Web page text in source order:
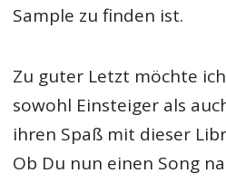
Sample zu finden ist.
Zu guter Letzt möchte
sowohl Einsteiger als
ihren Spaß mit dieser
Ob Du nun einen Song